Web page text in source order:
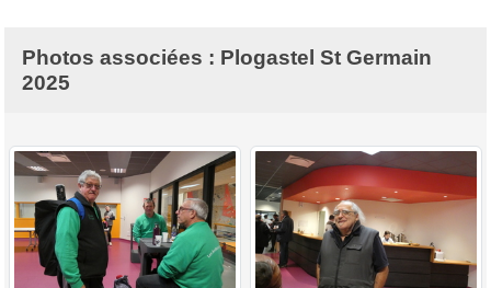
Photos associées : Plogastel St Germain
2025